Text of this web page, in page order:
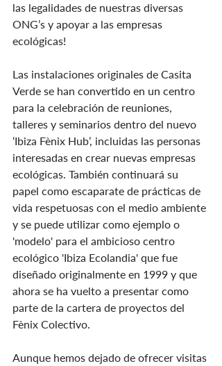
las legalidades de nuestras diversas
ONG’s y apoyar a las empresas
ecológicas!
Las instalaciones originales de Casita
Verde se han convertido en un centro
para la celebración de reuniones,
talleres y seminarios dentro del nuevo
‘Ibiza Fènix Hub’, incluidas las personas
interesadas en crear nuevas empresas
ecológicas. También continuará su
papel como escaparate de prácticas de
vida respetuosas con el medio ambiente
y se puede utilizar como ejemplo o
'modelo' para el ambicioso centro
ecológico 'Ibiza Ecolandia' que fue
diseñado originalmente en 1999 y que
ahora se ha vuelto a presentar como
parte de la cartera de proyectos del
Fènix Colectivo.
Aunque hemos dejado de ofrecer visitas